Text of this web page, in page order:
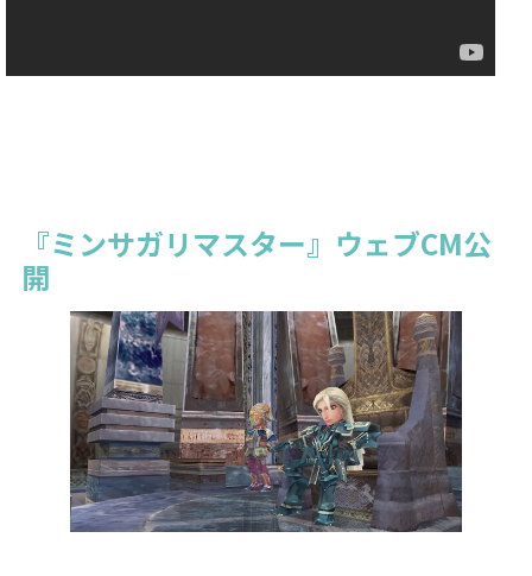
『ミンサガリマスター』ウェブCM公
開